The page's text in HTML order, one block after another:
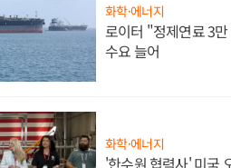
화학·에너지
로이터 "정제연료 3
수요 늘어
화학·에너지
'한수원 협력사' 미국